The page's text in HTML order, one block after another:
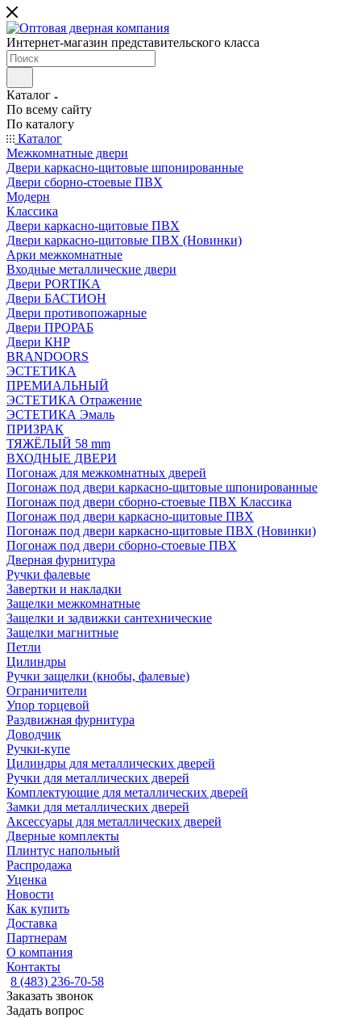
Интернет-магазин представительского класса
Каталог
По всему сайту
По каталогу
Каталог
Межкомнатные двери
Двери каркасно-щитовые шпонированные
Двери сборно-стоевые ПВХ
Модерн
Классика
Двери каркасно-щитовые ПВХ
Двери каркасно-щитовые ПВХ (Новинки)
Арки межкомнатные
Входные металлические двери
Двери PORTIKA
Двери БАСТИОН
Двери противопожарные
Двери ПРОРАБ
Двери КНР
BRANDOORS
ЭСТЕТИКА
ПРЕМИАЛЬНЫЙ
ЭСТЕТИКА Отражение
ЭСТЕТИКА Эмаль
ПРИЗРАК
ТЯЖЁЛЫЙ 58 mm
ВХОДНЫЕ ДВЕРИ
Погонаж для межкомнатных дверей
Погонаж под двери каркасно-щитовые шпонированные
Погонаж под двери сборно-стоевые ПВХ Классика
Погонаж под двери каркасно-щитовые ПВХ
Погонаж под двери каркасно-щитовые ПВХ (Новинки)
Погонаж под двери сборно-стоевые ПВХ
Дверная фурнитура
Ручки фалевые
Завертки и накладки
Защелки межкомнатные
Защелки и задвижки сантехнические
Защелки магнитные
Петли
Цилиндры
Ручки защелки (кнобы, фалевые)
Ограничители
Упор торцевой
Раздвижная фурнитура
Доводчик
Ручки-купе
Цилиндры для металлических дверей
Ручки для металлических дверей
Комплектующие для металлических дверей
Замки для металлических дверей
Аксессуары для металлических дверей
Дверные комплекты
Плинтус напольный
Распродажа
Уценка
Новости
Как купить
Доставка
Партнерам
О компания
Контакты
8 (483) 236-70-58
Заказать звонок
Задать вопрос